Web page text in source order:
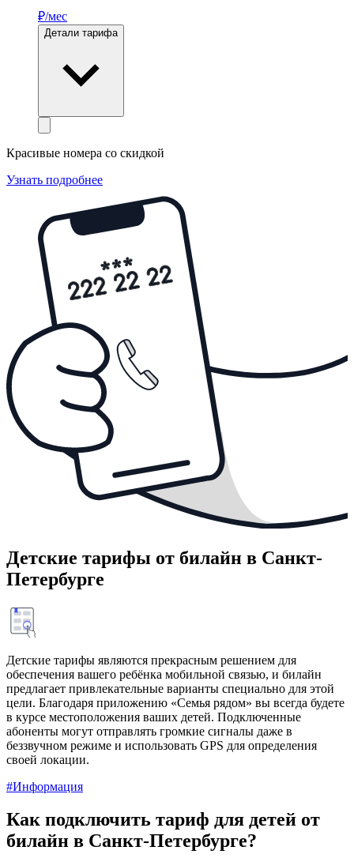
₽/мес
Детали тарифа
Красивые номера со скидкой
Узнать подробнее
Детские тарифы от билайн в Санкт-
Петербурге
Детские тарифы являются прекрасным решением для
обеспечения вашего ребёнка мобильной связью, и билайн
предлагает привлекательные варианты специально для этой
цели. Благодаря приложению «Семья рядом» вы всегда будете
в курсе местоположения ваших детей. Подключенные
абоненты могут отправлять громкие сигналы даже в
беззвучном режиме и использовать GPS для определения
своей локации.
#Информация
Как подключить тариф для детей от
билайн в Санкт-Петербурге?